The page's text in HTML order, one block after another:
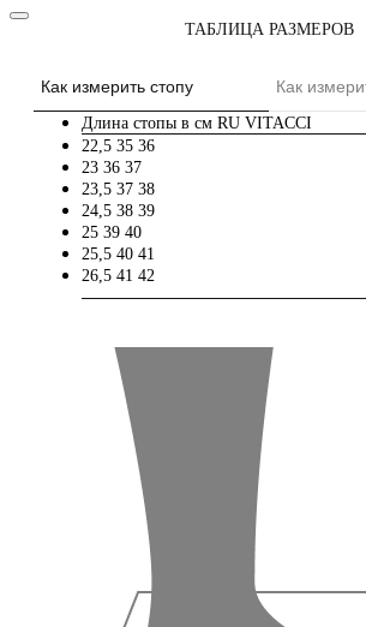
ТАБЛИЦА РАЗМЕРОВ
Как измерить стопу Как
Длина стопы в см RU VITACCI
22,5 35 36
23 36 37
23,5 37 38
24,5 38 39
25 39 40
25,5 40 41
26,5 41 42